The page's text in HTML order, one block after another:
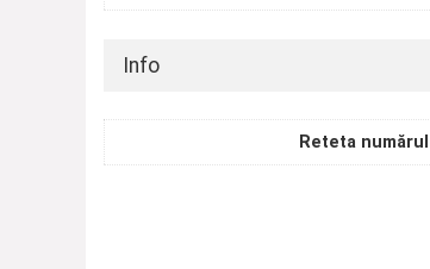
Info
Reteta numărul